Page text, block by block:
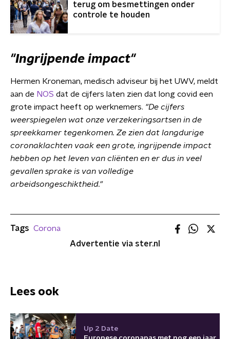
terug om besmettingen onder
controle te houden
"Ingrijpende impact"
Hermen Kroneman, medisch adviseur bij het UWV, meldt
aan de NOS dat de cijfers laten zien dat long covid een
grote impact heeft op werknemers. "De cijfers
weerspiegelen wat onze verzekeringsartsen in de
spreekkamer tegenkomen. Ze zien dat langdurige
coronaklachten vaak een grote, ingrijpende impact
hebben op het leven van cliënten en er dus in veel
gevallen sprake is van volledige
arbeidsongeschiktheid."
Tags Corona
Advertentie via ster.nl
Lees ook
Up 2 Date